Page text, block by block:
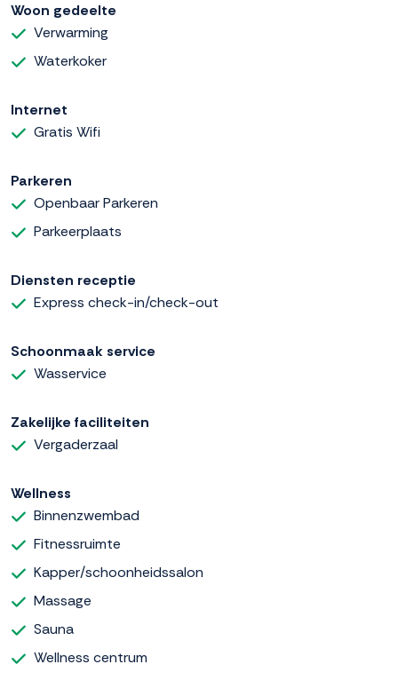
Woon gedeelte
Verwarming
Waterkoker
Internet
Gratis Wifi
Parkeren
Openbaar Parkeren
Parkeerplaats
Diensten receptie
Express check-in/check-out
Schoonmaak service
Wasservice
Zakelijke faciliteiten
Vergaderzaal
Wellness
Binnenzwembad
Fitnessruimte
Kapper/schoonheidssalon
Massage
Sauna
Wellness centrum